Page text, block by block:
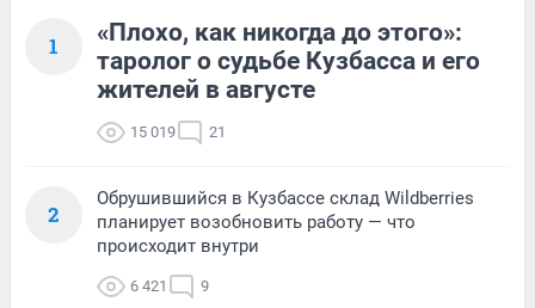
1
«Плохо, как никогда до этого»:
таролог о судьбе Кузбасса и его
жителей в августе
15 019 21
2
Обрушившийся в Кузбассе склад Wildberries
планирует возобновить работу — что
происходит внутри
6 421 9